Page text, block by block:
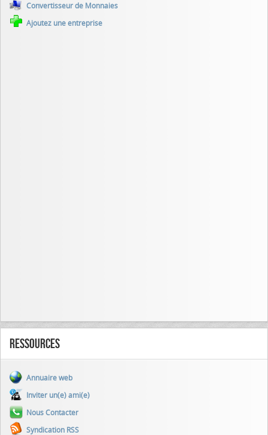
Convertisseur de Monnaies
Ajoutez une entreprise
Ressources
Annuaire web
Inviter un(e) ami(e)
Nous Contacter
Syndication RSS